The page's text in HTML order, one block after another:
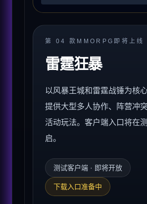
第 04 款 MMORPG 即将上线
雷霆狂暴
以风暴王城和雷霆战锤为核心
提供大型多人协作、阵营冲
活动玩法。客户端入口将在
启。
测试客户端 · 即将开放
下载入口准备中